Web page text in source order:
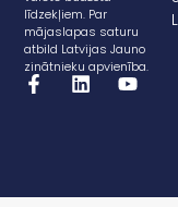
līdzekļiem. Par
mājaslapas saturu
atbild Latvijas Jauno
zinātnieku apvienība.